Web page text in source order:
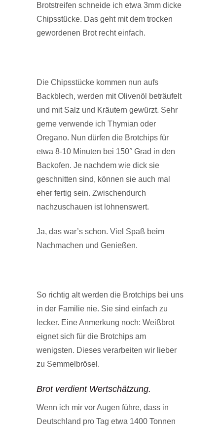
Brotstreifen schneide ich etwa 3mm dicke
Chipsstücke. Das geht mit dem trocken
gewordenen Brot recht einfach.
Die Chipsstücke kommen nun aufs
Backblech, werden mit Olivenöl beträufelt
und mit Salz und Kräutern gewürzt. Sehr
gerne verwende ich Thymian oder
Oregano. Nun dürfen die Brotchips für
etwa 8-10 Minuten bei 150° Grad in den
Backofen. Je nachdem wie dick sie
geschnitten sind, können sie auch mal
eher fertig sein. Zwischendurch
nachzuschauen ist lohnenswert.
Ja, das war’s schon. Viel Spaß beim
Nachmachen und Genießen.
So richtig alt werden die Brotchips bei uns
in der Familie nie. Sie sind einfach zu
lecker. Eine Anmerkung noch: Weißbrot
eignet sich für die Brotchips am
wenigsten. Dieses verarbeiten wir lieber
zu Semmelbrösel.
Brot verdient Wertschätzung.
Wenn ich mir vor Augen führe, dass in
Deutschland pro Tag etwa 1400 Tonnen